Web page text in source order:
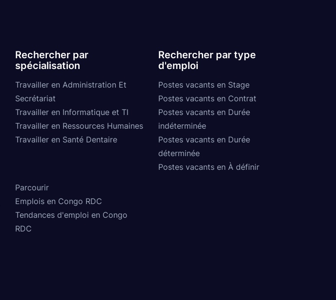
Rechercher par
spécialisation
Travailler en Administration Et
Secrétariat
Travailler en Informatique et TI
Travailler en Ressources Humaines
Travailler en Santé Dentaire
Rechercher par type
d'emploi
Postes vacants en Stage
Postes vacants en Contrat
Postes vacants en Durée
indéterminée
Postes vacants en Durée
déterminée
Postes vacants en À définir
Parcourir
Emplois en Congo RDC
Tendances d'emploi en Congo
RDC